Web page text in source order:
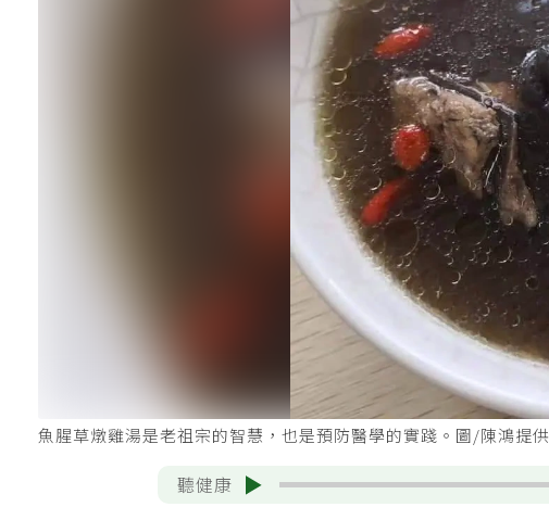
魚腥草燉雞湯是老祖宗的智慧，也是預防醫學的實踐。圖/陳鴻提供
聽健康